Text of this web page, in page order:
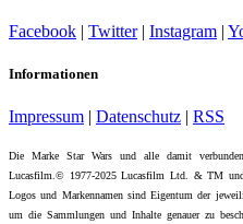
Facebook | Twitter| Instagram |
Informationen
Impressum | Datenschutz | RSS
Die Marke Star Wars und alle damit
Lucasfilm.© 1977-2025 Lucasfilm Ltd. & TM
Logos und Markennamen sind Eigentum der
um die Sammlungen und Inhalte genauer zu